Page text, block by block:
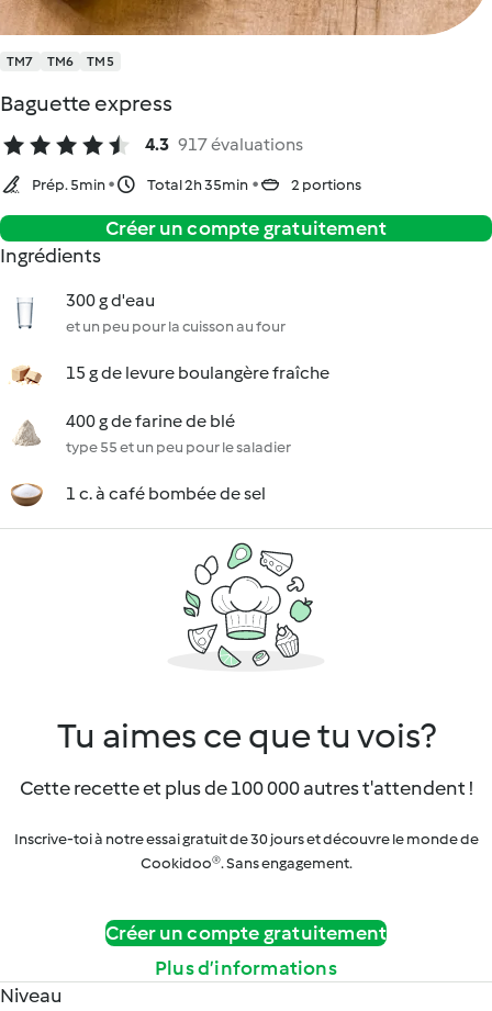
TM7 TM6 TM5
Baguette express
4.3 917 évaluations
Prép. 5min Total 2h 35min 2 portions
Créer un compte gratuitement
Ingrédients
300 g d'eau
et un peu pour la cuisson au four
15 g de levure boulangère fraîche
400 g de farine de blé
type 55 et un peu pour le saladier
1 c. à café bombée de sel
Tu aimes ce que tu vois?
Cette recette et plus de 100 000 autres t'attendent !
Inscrive-toi à notre essai gratuit de 30 jours et découvre le monde de
Cookidoo®. Sans engagement.
Créer un compte gratuitement
Plus d’informations
Niveau